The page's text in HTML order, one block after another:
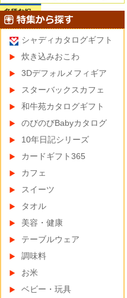
シャディカタログギフト
炊き込みおこわ
3Dデフォルメフィギア
スターバックスカフェ
和牛苑カタログギフト
のびのびBabyカタログ
10年日記シリーズ
カードギフト365
カフェ
スイーツ
タオル
美容・健康
テーブルウェア
調味料
お米
ベビー・玩具